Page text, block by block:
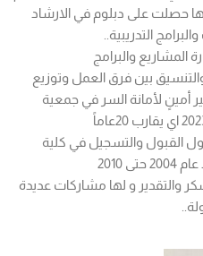
حصلت على دبلوم في الارشاد
التدريبية..
المشاريع والبرامج
بين فرق العمل وتوزيع
أمينٍ لأمانة السر في جمعية
القبول والتسجيل في كلية
2010
والتقدير و لها مشاركات عديدة